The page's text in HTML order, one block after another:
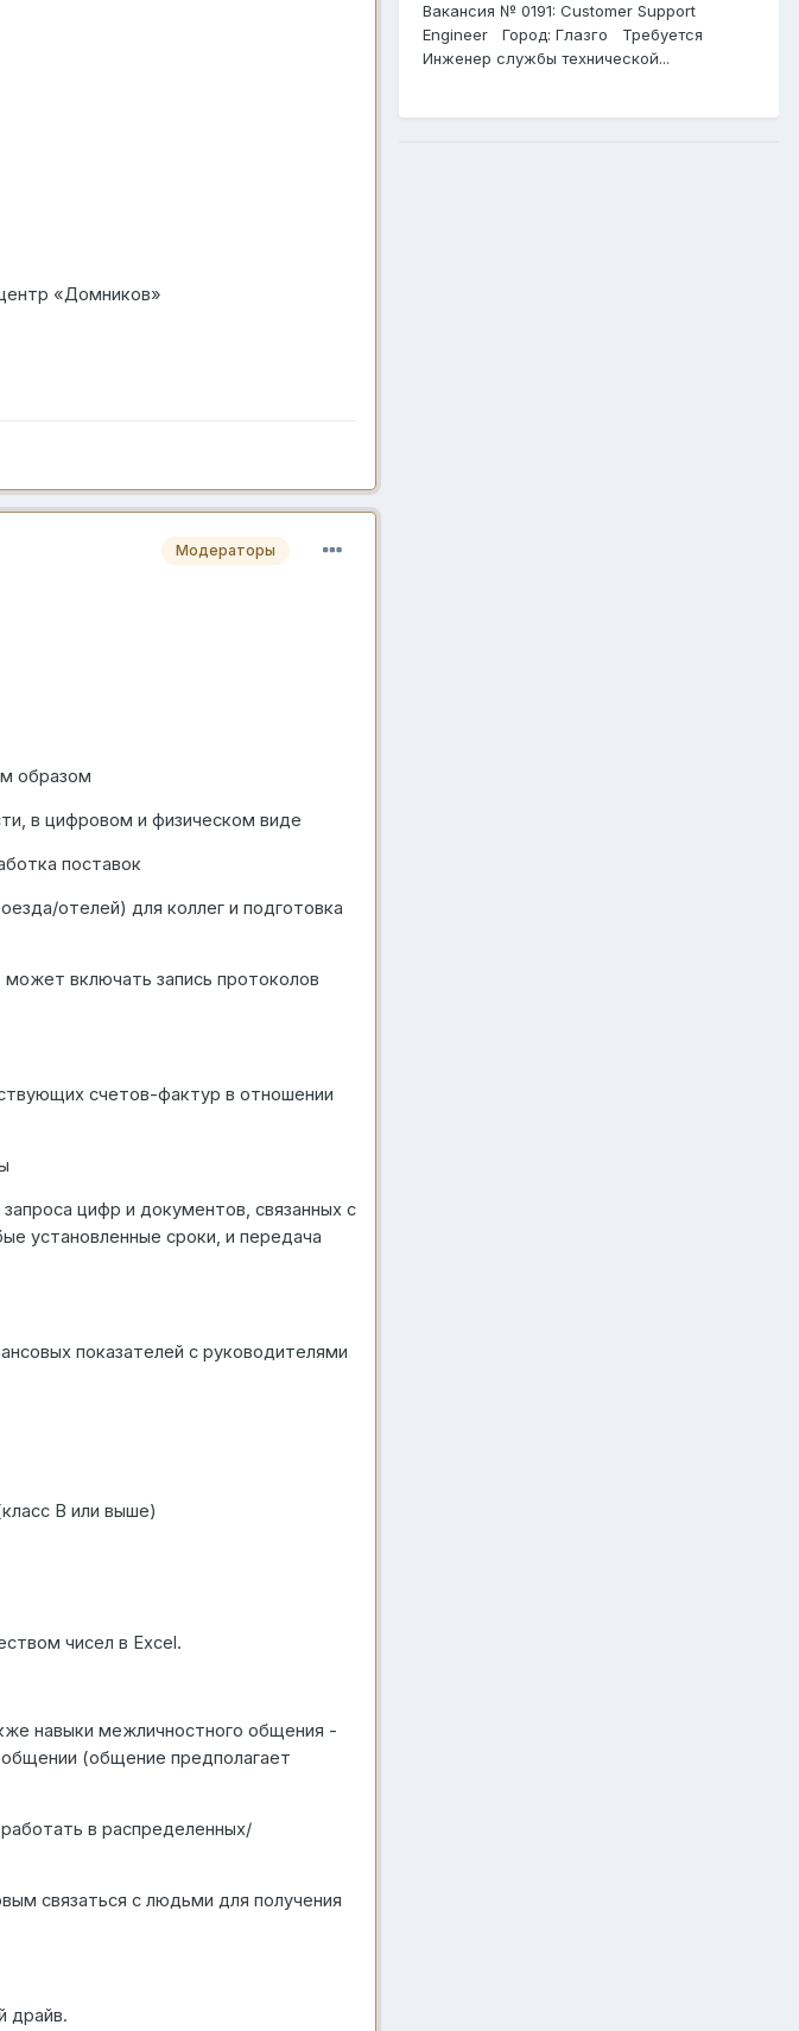
«Домников»
Модераторы
образом
в цифровом и физическом виде
поставок
отелей) для коллег и подготовка
включать запись протоколов
счетов-фактур в отношении
цифр и документов, связанных с
установленные сроки, и передача
показателей с руководителями
B или выше)
чисел в Excel.
навыки межличностного общения -
(общение предполагает
в распределенных/
связаться с людьми для получения
драйв.
Вакансия № 0191: Customer Support
Engineer Город: Глазго Требуется
Инженер службы технической...